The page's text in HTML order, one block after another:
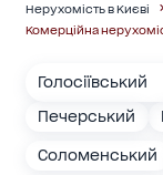
Нерухомість в Києві
Комерційна
Голосіївський
Печерський
Соломенський